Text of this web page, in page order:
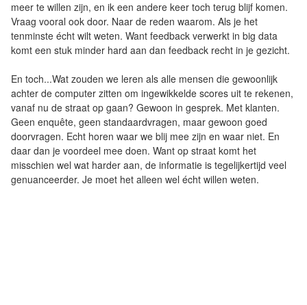
meer te willen zijn, en ik een andere keer toch terug blijf komen.
Vraag vooral ook door. Naar de reden waarom. Als je het
tenminste écht wilt weten. Want feedback verwerkt in big data
komt een stuk minder hard aan dan feedback recht in je gezicht.
En toch...Wat zouden we leren als alle mensen die gewoonlijk
achter de computer zitten om ingewikkelde scores uit te rekenen,
vanaf nu de straat op gaan? Gewoon in gesprek. Met klanten.
Geen enquête, geen standaardvragen, maar gewoon goed
doorvragen. Echt horen waar we blij mee zijn en waar niet. En
daar dan je voordeel mee doen. Want op straat komt het
misschien wel wat harder aan, de informatie is tegelijkertijd veel
genuanceerder. Je moet het alleen wel écht willen weten.